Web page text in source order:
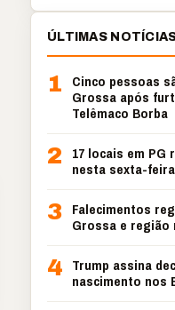
ÚLTIMAS
1
Cinco pessoas
Grossa após
Telêmaco Borba
2
17 locais em PG
nesta sexta-
3 Falecimentos
Grossa e região
4 Trump assina
nascimento nos